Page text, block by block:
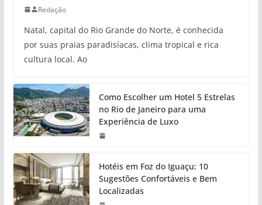
Redação
Natal, capital do Rio Grande do Norte, é conhecida
por suas praias paradisíacas, clima tropical e rica
cultura local. Ao
Como Escolher um Hotel 5 Estrelas
no Rio de Janeiro para uma
Experiência de Luxo
Hotéis em Foz do Iguaçu: 10
Sugestões Confortáveis e Bem
Localizadas